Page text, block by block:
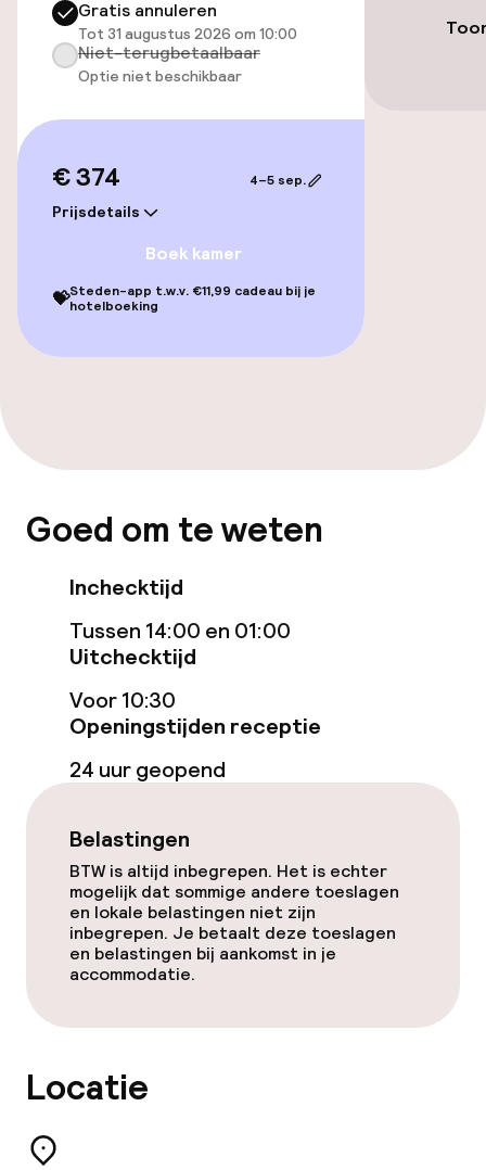
Entertainment
Gratis wifi
TV lounge
Eet- en drinkgelegenheden
Schoonmaakvoorzieningen
Beleid
Gratis annuleren
Tot 31 augustus 2026 om 10:00
Niet-terugbetaalbaar
Optie niet beschikbaar
€ 374
Prijsdetails
4–5 sep.
Boek kamer
💝Steden-app t.w.v. €11,99 cadeau bij je
hotelboeking
Goed om te weten
Inchecktijd
Tussen 14:00 en 01:00
Uitchecktijd
Voor 10:30
Openingstijden receptie
24 uur geopend
Belastingen
BTW is altijd inbegrepen. Het is echter
mogelijk dat sommige andere toeslagen
en lokale belastingen niet zijn
inbegrepen. Je betaalt deze toeslagen
en belastingen bij aankomst in je
accommodatie.
Locatie